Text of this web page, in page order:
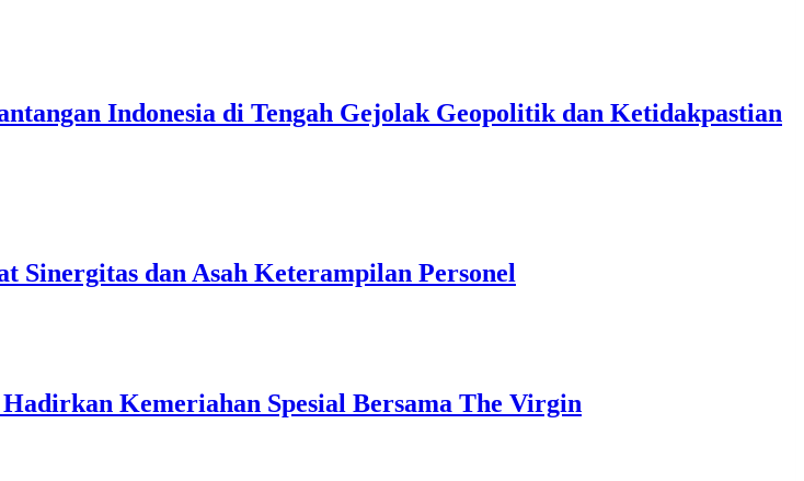
Indonesia di Tengah Gejolak Geopolitik dan Ketidakpastian
dan Asah Keterampilan Personel
Kemeriahan Spesial Bersama The Virgin